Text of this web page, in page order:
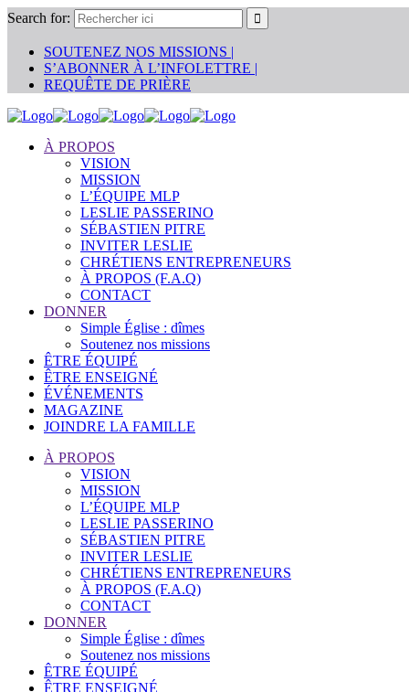
Search for:
SOUTENEZ NOS MISSIONS |
S’ABONNER À L’INFOLETTRE |
REQUÊTE DE PRIÈRE
À PROPOS
VISION
MISSION
L’ÉQUIPE MLP
LESLIE PASSERINO
SÉBASTIEN PITRE
INVITER LESLIE
CHRÉTIENS ENTREPRENEURS
À PROPOS (F.A.Q)
CONTACT
DONNER
Simple Église : dîmes
Soutenez nos missions
ÊTRE ÉQUIPÉ
ÊTRE ENSEIGNÉ
ÉVÉNEMENTS
MAGAZINE
JOINDRE LA FAMILLE
À PROPOS
VISION
MISSION
L’ÉQUIPE MLP
LESLIE PASSERINO
SÉBASTIEN PITRE
INVITER LESLIE
CHRÉTIENS ENTREPRENEURS
À PROPOS (F.A.Q)
CONTACT
DONNER
Simple Église : dîmes
Soutenez nos missions
ÊTRE ÉQUIPÉ
ÊTRE ENSEIGNÉ